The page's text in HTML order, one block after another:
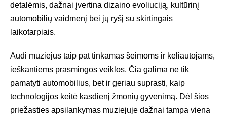
detalėmis, dažnai įvertina dizaino evoliuciją, kultūrinį
automobilių vaidmenį bei jų ryšį su skirtingais
laikotarpiais.
Audi muziejus taip pat tinkamas šeimoms ir keliautojams,
ieškantiems prasmingos veiklos. Čia galima ne tik
pamatyti automobilius, bet ir geriau suprasti, kaip
technologijos keitė kasdienį žmonių gyvenimą. Dėl šios
priežasties apsilankymas muziejuje dažnai tampa viena